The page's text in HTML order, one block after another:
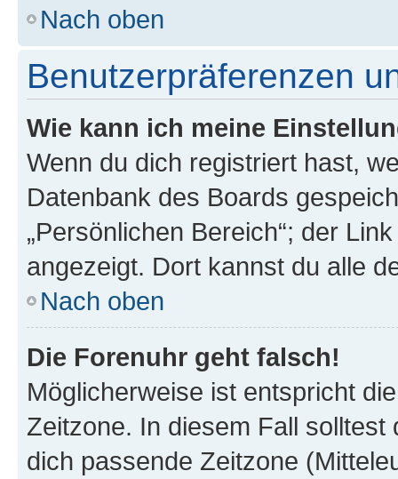
Nach oben
Benutzerpräferenzen
Wie kann ich meine
Wenn du dich registriert hast,
Datenbank des Boards
„Persönlichen Bereich“; der
angezeigt. Dort kannst du alle
Nach oben
Die Forenuhr geht falsch!
Möglicherweise ist entspricht
Zeitzone. In diesem Fall solltest
dich passende Zeitzone